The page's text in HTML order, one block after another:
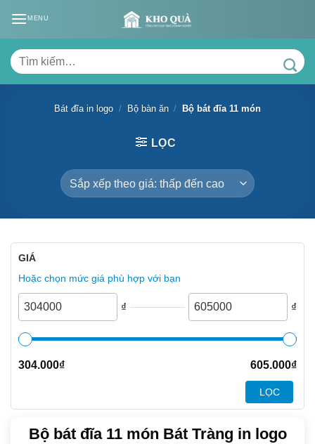
MENU
Tìm
kiếm:
Bát đĩa in logo / Bộ bàn ăn / Bộ bát đĩa 11 món
LỌC
GIÁ
Hoặc chọn mức giá phù hợp với bạn
₫ ₫
304.000₫ 605.000₫
LỌC
Bộ bát đĩa 11 món Bát Tràng in logo